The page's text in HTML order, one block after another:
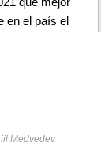
en el país el
Medvedev